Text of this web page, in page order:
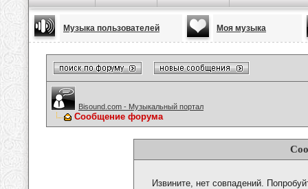
Музыка пользователей Моя музыка
Bisound.com - Музыкальный портал
Сообщение форума
Извините, нет совпадений.